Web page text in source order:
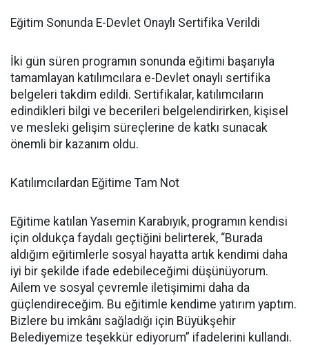
Eğitim Sonunda E-Devlet Onaylı Sertifika Verildi
İki gün süren programın sonunda eğitimi başarıyla
tamamlayan katılımcılara e-Devlet onaylı sertifika
belgeleri takdim edildi. Sertifikalar, katılımcıların
edindikleri bilgi ve becerileri belgelendirirken, kişisel
ve mesleki gelişim süreçlerine de katkı sunacak
önemli bir kazanım oldu.
Katılımcılardan Eğitime Tam Not
Eğitime katılan Yasemin Karabıyık, programın kendisi
için oldukça faydalı geçtiğini belirterek, “Burada
aldığım eğitimlerle sosyal hayatta artık kendimi daha
iyi bir şekilde ifade edebileceğimi düşünüyorum.
Ailem ve sosyal çevremle iletişimimi daha da
güçlendireceğim. Bu eğitimle kendime yatırım yaptım.
Bizlere bu imkânı sağladığı için Büyükşehir
Belediyemize teşekkür ediyorum” ifadelerini kullandı.